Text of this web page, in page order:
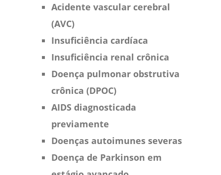
Acidente vascular cerebral
(AVC)
Insuficiência cardíaca
Insuficiência renal crônica
Doença pulmonar obstrutiva
crônica (DPOC)
AIDS diagnosticada
previamente
Doenças autoimunes severas
Doença de Parkinson em